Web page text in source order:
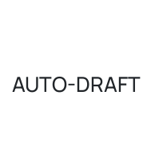
AUTO-DRAFT